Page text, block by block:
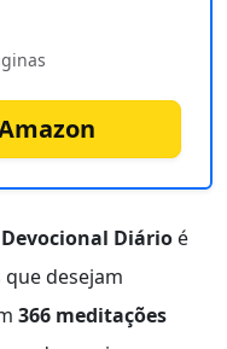
Diário é
desejam
366 meditações